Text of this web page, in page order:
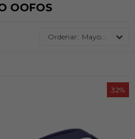
OOFOS
Mayor precio
32